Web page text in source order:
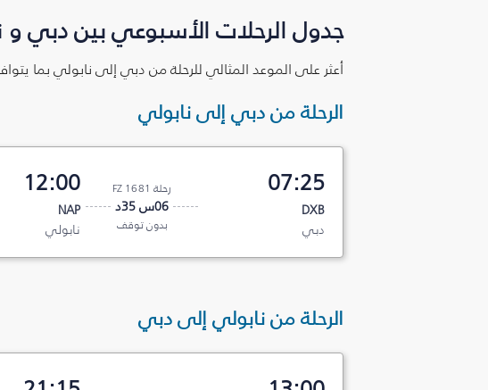
جدول الرحلات الأسبوعي بين دبي و
أعثر على الموعد المثالي للرحلة من دبي إلى نابولي بما
الرحلة من دبي إلى نابولي
07:25
DXB
دبي
رحلة FZ 1681
06س 35د
بدون توقف
12:00
NAP
نابولي
الرحلة من نابولي إلى دبي